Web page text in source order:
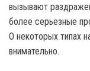
вызывают
более серьезные
О некоторых типах
внимательно.